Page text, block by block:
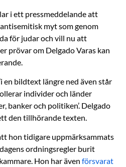
i ett pressmeddelande att
myt som genom
för judar och vill nu att
prövar om Delgado Varas kan
en bildtext längre ned även står
individer och länder
banker och politiken’. Delgado
den tillhörande texten.
hon tidigare uppmärksammats
ordningsregler burit
Hon har ävenförsvarat